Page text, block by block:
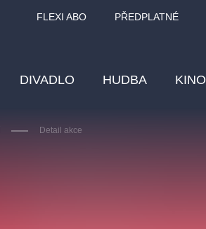
FLEXI ABO PŘEDPLATNÉ
DIVADLO HUDBA KINO
Detail akce